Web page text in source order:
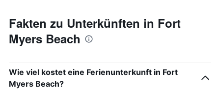
Fakten zu Unterkünften in Fort
Myers Beach
Wie viel kostet eine Ferienunterkunft in Fort
Myers Beach?